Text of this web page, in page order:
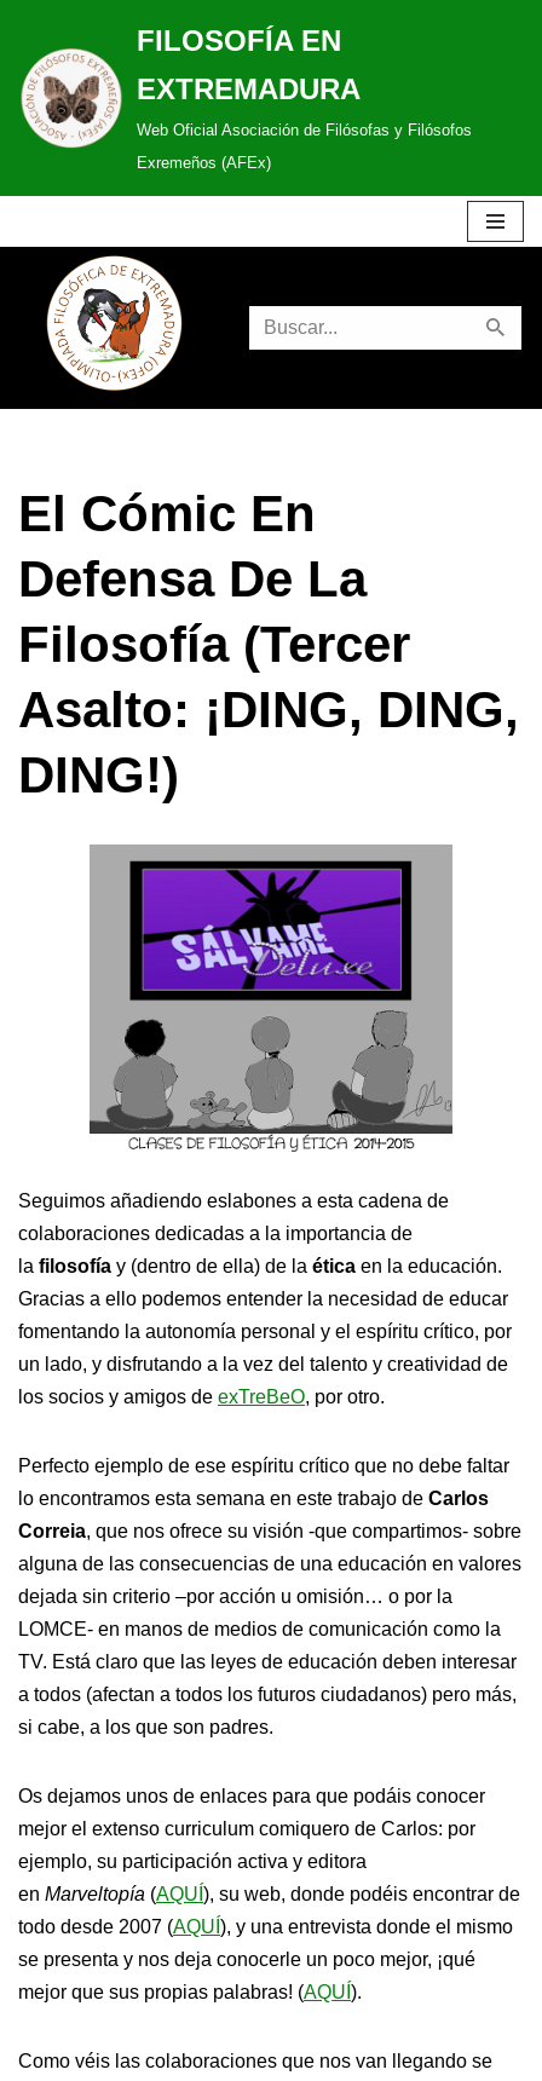
Saltar
al
contenido
FILOSOFÍA EN
EXTREMADURA
Web Oficial Asociación de Filósofas y Filósofos
Exremeños (AFEx)
El Cómic En
Defensa De La
Filosofía (tercer
Asalto: ¡DING, DING,
DING!)
Seguimos añadiendo eslabones a esta cadena de
colaboraciones dedicadas a la importancia de
la filosofía y (dentro de ella) de la ética en la educación.
Gracias a ello podemos entender la necesidad de educar
fomentando la autonomía personal y el espíritu crítico, por
un lado, y disfrutando a la vez del talento y creatividad de
los socios y amigos de exTreBeO, por otro.
Perfecto ejemplo de ese espíritu crítico que no debe faltar
lo encontramos esta semana en este trabajo de Carlos
Correia, que nos ofrece su visión -que compartimos- sobre
alguna de las consecuencias de una educación en valores
dejada sin criterio –por acción u omisión… o por la
LOMCE- en manos de medios de comunicación como la
TV. Está claro que las leyes de educación deben interesar
a todos (afectan a todos los futuros ciudadanos) pero más,
si cabe, a los que son padres.
Os dejamos unos de enlaces para que podáis conocer
mejor el extenso curriculum comiquero de Carlos: por
ejemplo, su participación activa y editora
en Marveltopía (AQUÍ ), su web, donde podéis encontrar de
todo desde 2007 (AQUÍ ), y una entrevista donde el mismo
se presenta y nos deja conocerle un poco mejor, ¡qué
mejor que sus propias palabras! (AQUÍ ).
Como véis las colaboraciones que nos van llegando se